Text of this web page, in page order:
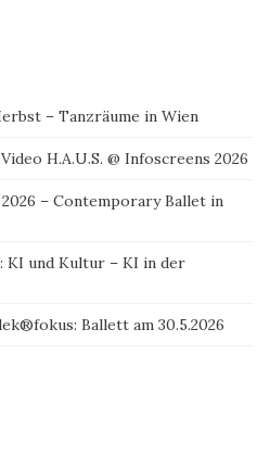
– Tanzräume in Wien
H.A.U.S. @ Infoscreens 2026
– Contemporary Ballet in
KI und Kultur – KI in der
Ballett am 30.5.2026